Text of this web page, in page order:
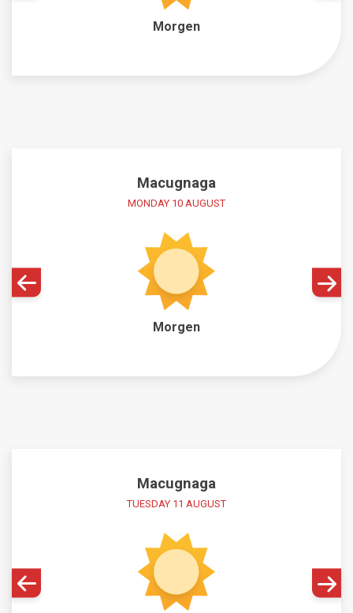
Morgen
Macugnaga
MONDAY 10 AUGUST
Morgen
Macugnaga
TUESDAY 11 AUGUST